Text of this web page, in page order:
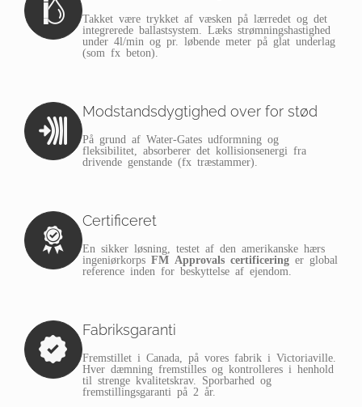
Takket være trykket af væsken på lærredet og det
integrerede ballastsystem. Læks strømningshastighed
under 4l/min og pr. løbende meter på glat underlag
(som fx beton).
Modstandsdygtighed over for stød
På grund af Water-Gates udformning og
fleksibilitet, absorberer det kollisionsenergi fra
drivende genstande (fx træstammer).
Certificeret
En sikker løsning, testet af den amerikanske hærs
ingeniørkorps FM Approvals certificering er global
reference inden for beskyttelse af ejendom.
Fabriksgaranti
Fremstillet i Canada, på vores fabrik i Victoriaville.
Hver dæmning fremstilles og kontrolleres i henhold
til strenge kvalitetskrav. Sporbarhed og
fremstillingsgaranti på 2 år.